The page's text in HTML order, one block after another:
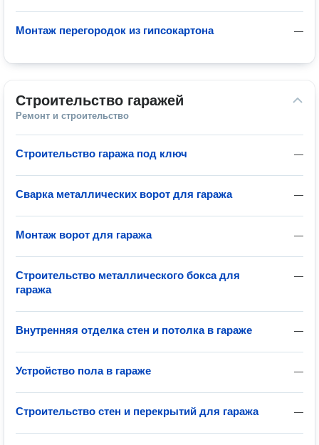
—
Монтаж перегородок из гипсокартона
Строительство гаражей
Ремонт и строительство
—
Строительство гаража под ключ
—
Сварка металлических ворот для гаража
—
Монтаж ворот для гаража
—
Строительство металлического бокса для
гаража
—
Внутренняя отделка стен и потолка в гараже
—
Устройство пола в гараже
—
Строительство стен и перекрытий для гаража